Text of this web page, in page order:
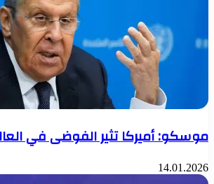
موسكو: أميركا تثير الفوضى في
14.01.2026